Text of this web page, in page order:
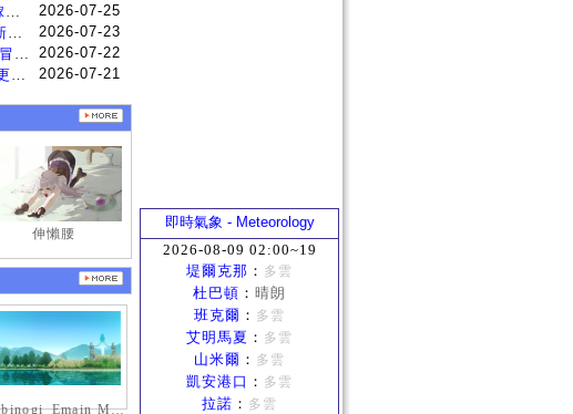
【電玩瘋】手機週報《瑪奇 Mobile》、《數碼寶貝 UP》與《紙嫁衣 9 羅浮夢》等遊戲
2026-07-25
《新瑪奇》雙秘法「旋律人偶師」與「狂怒鬥士」登場 同步推出新系統「神秘工坊」
2026-07-23
跨平台 MMORPG《瑪奇 Mobile》上市 在愛爾琳開啟全新的奇幻冒險生活
2026-07-22
《瑪奇 Mobile》於台港澳 Showcase 節目揭露在地化特色、未來更新計畫等內容 首次公開台灣動畫
2026-07-21
伸懶腰
mabinogi_Emain Macha_0900-1200_1
即時氣象 - Meteorology
2026-08-09 02:00~19
堤爾克那 ： 多雲
杜巴頓 ： 晴朗
班克爾 ： 多雲
艾明馬夏 ： 多雲
山米爾 ： 多雲
凱安港口 ： 多雲
拉諾 ： 多雲